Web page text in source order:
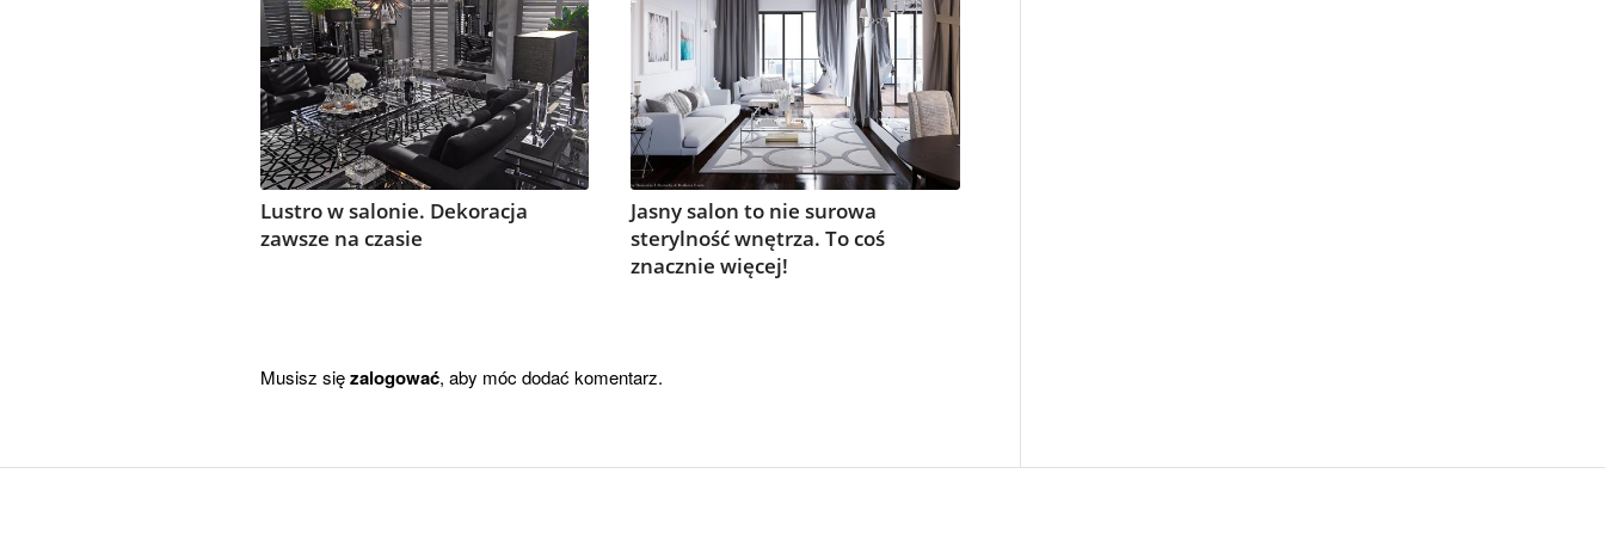
Lustro w salonie. Dekoracja
zawsze na czasie
Jasny salon to nie surowa
sterylność wnętrza. To coś
znacznie więcej!
Musisz sięzalogować, aby móc dodać komentarz.